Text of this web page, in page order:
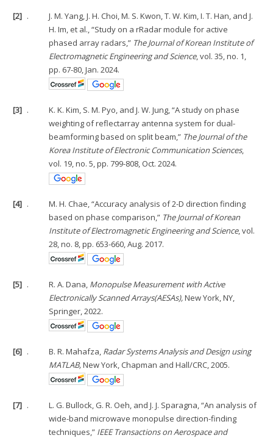
[2] .
J. M. Yang, J. H. Choi, M. S. Kwon, T. W. Kim, I. T. Han, and J.
H. Im, et al., “Study on a rRadar module for active
phased array radars,” The Journal of Korean Institute of
Electromagnetic Engineering and Science, vol. 35, no. 1,
pp. 67-80, Jan. 2024.
[3] .
K. K. Kim, S. M. Pyo, and J. W. Jung, “A study on phase
weighting of reflectarray antenna system for dual-
beamforming based on split beam,” The Journal of the
Korea Institute of Electronic Communication Sciences,
vol. 19, no. 5, pp. 799-808, Oct. 2024.
[4] .
M. H. Chae, “Accuracy analysis of 2-D direction finding
based on phase comparison,” The Journal of Korean
Institute of Electromagnetic Engineering and Science, vol.
28, no. 8, pp. 653-660, Aug. 2017.
[5] . R. A. Dana, Monopulse Measurement with Active
Electronically Scanned Arrays(AESAs),New York, NY,
Springer, 2022.
[6] . B. R. Mahafza, Radar Systems Analysis and Design using
MATLAB,New York, Chapman and Hall/CRC, 2005.
[7] .
L. G. Bullock, G. R. Oeh, and J. J. Sparagna, “An analysis of
wide-band microwave monopulse direction-finding
techniques,” IEEE Transactions on Aerospace and